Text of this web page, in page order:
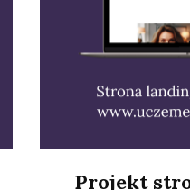
Projekt